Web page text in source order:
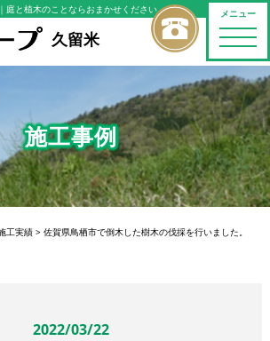
メニュー
toggle
｜庭と植木のことならおまかせください
久留米
施工事例
工実績> 佐賀県鳥栖市で倒木した樹木の伐採を行いました。
2022/03/22